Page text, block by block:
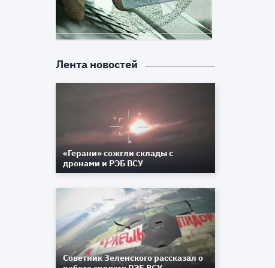
Лента новостей
«Герани» сожгли склады с
дронами и РЭБ ВСУ
Советник Зеленского рассказал о